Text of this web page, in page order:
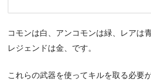
コモンは白、アンコモンは緑、レアは
レジェンドは金、です。
これらの武器を使ってキルを取る必要